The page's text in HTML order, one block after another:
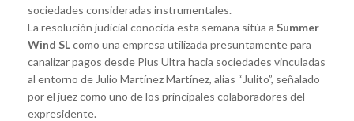
sociedades consideradas instrumentales.
La resolución judicial conocida esta semana sitúa a Summer
Wind SLcomo una empresa utilizada presuntamente para
canalizar pagos desde Plus Ultra hacia sociedades vinculadas
al entorno de Julio Martínez Martínez, alias “Julito”, señalado
por el juez como uno de los principales colaboradores del
expresidente.